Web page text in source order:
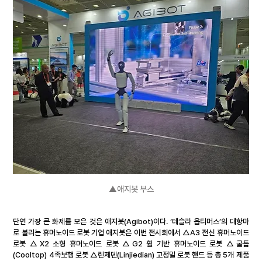
▲애지봇 부스
단연 가장 큰 화제를 모은 것은 애지봇(Agibot)이다. ‘테슬라 옵티머스’의 대항마
로 불리는 휴머노이드 로봇 기업 애지봇은 이번 전시회에서 △A3 전신 휴머노이드
로봇 △X2 소형 휴머노이드 로봇 △G2 휠 기반 휴머노이드 로봇 △쿨톱
(Cooltop) 4족보행 로봇 △린제뎬(Linjiedian) 고정밀 로봇 핸드 등 총 5개 제품